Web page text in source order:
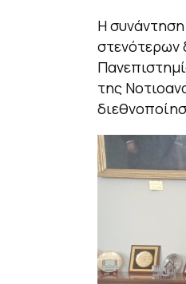
Η
στενότερων
της